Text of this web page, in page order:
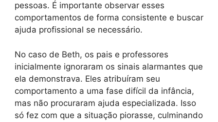
pessoas. É importante observar esses
comportamentos de forma consistente e buscar
ajuda profissional se necessário.
No caso de Beth, os pais e professores
inicialmente ignoraram os sinais alarmantes que
ela demonstrava. Eles atribuíram seu
comportamento a uma fase difícil da infância,
mas não procuraram ajuda especializada. Isso
só fez com que a situação piorasse, culminando